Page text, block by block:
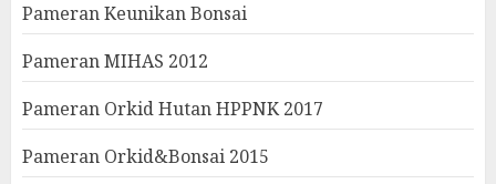
Pameran Keunikan Bonsai
Pameran MIHAS 2012
Pameran Orkid Hutan HPPNK 2017
Pameran Orkid&Bonsai 2015